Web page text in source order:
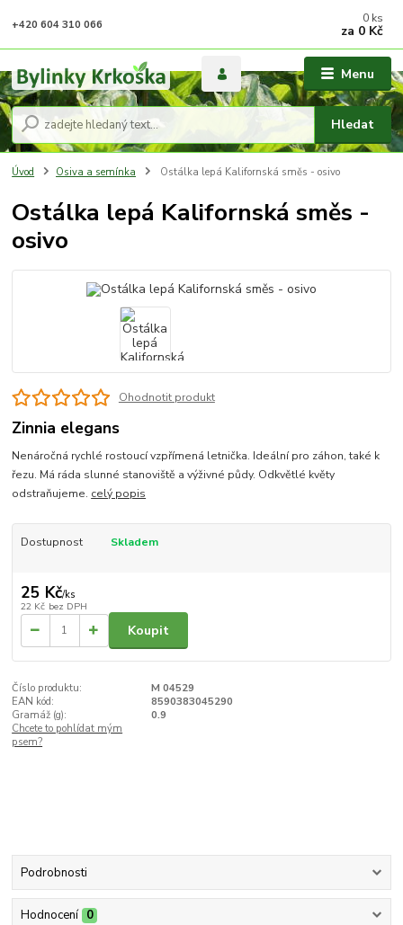
Menu
Hledat
+420 604 310 066 0 ks
za 0 Kč
Úvod Osiva a semínka Ostálka lepá Kalifornská směs - osivo
Ostálka lepá Kalifornská směs -
osivo
Ohodnotit produkt
Zinnia elegans
Nenáročná rychlé rostoucí vzpřímená letnička. Ideální pro záhon, také k
řezu. Má ráda slunné stanoviště a výživné půdy. Odkvětlé květy
odstraňujeme. celý popis
Dostupnost Skladem
25 Kč/ks
22 Kč bez DPH
Koupit
Číslo produktu:
M 04529
EAN kód:
8590383045290
Gramáž (g):
0.9
Chcete to pohlídat mým
psem?
Podrobnosti
Hodnocení 0